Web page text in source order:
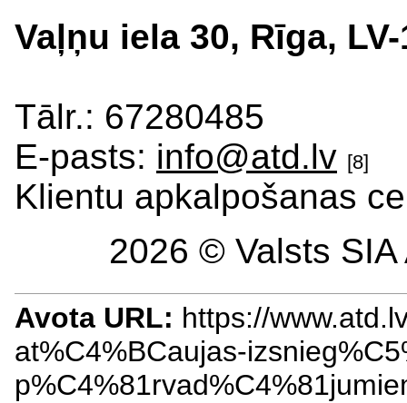
Vaļņu iela 30, Rīga,
Tālr.: 67280485
E-pasts: info@atd.lv [8]
Klientu apkalpošanas
2026 © Valsts
Avota URL: https://
at%C4%BCaujas-